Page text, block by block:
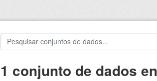
1 conjunto de dados